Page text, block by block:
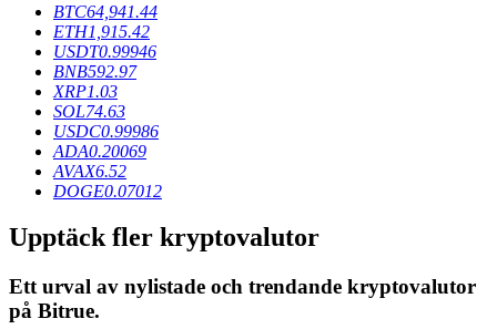
Lån
Kryptostödd lånetjänst
BTC64,941.44
ETH1,915.42
USDT0.99946
BNB592.97
XRP1.03
SOL74.63
USDC0.99986
ADA0.20069
AVAX6.52
DOGE0.07012
Upptäck fler kryptovalutor
Ett urval av nylistade och trendande kryptovalutor
på Bitrue.